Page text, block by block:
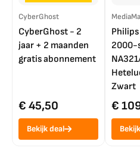
CyberGhost
CyberGhost - 2
jaar + 2 maanden
gratis abonnement
€ 45,50
Bekijk deal
2000-
Zwart
€